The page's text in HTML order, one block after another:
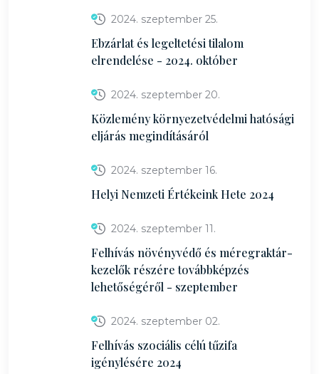
2024. szeptember 25.
Ebzárlat és legeltetési tilalom
elrendelése - 2024. október
2024. szeptember 20.
Közlemény környezetvédelmi hatósági
eljárás megindításáról
2024. szeptember 16.
Helyi Nemzeti Értékeink Hete 2024
2024. szeptember 11.
Felhívás növényvédő és méregraktár-
kezelők részére továbbképzés
lehetőségéről - szeptember
2024. szeptember 02.
Felhívás szociális célú tűzifa
igénylésére 2024